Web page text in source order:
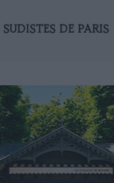
DE PARIS